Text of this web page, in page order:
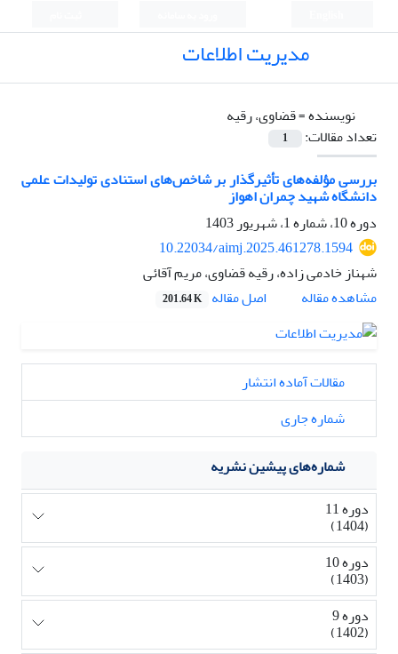
مدیریت اطلاعات
نویسنده =قضاوی، رقیه
تعداد مقالات:
1
بررسی مؤلفه‌های تأثیرگذار بر شاخص‌های استنادی تولیدات علمی
دانشگاه شهید چمران اهواز
دوره 10، شماره 1، شهریور 1403
10.22034/aimj.2025.461278.1594
شهناز خادمی زاده، رقیه قضاوی، مریم آقائی
مشاهده مقاله
اصل مقاله 201.64 K
مقالات آماده انتشار
شماره جاری
شماره‌های پیشین نشریه
دوره 11
(1404)
دوره 10
(1403)
دوره 9
(1402)